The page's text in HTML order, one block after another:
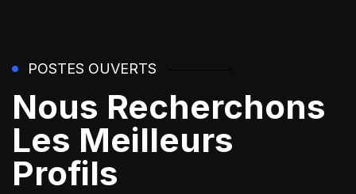
POSTES OUVERTS
Nous Recherchons
Les Meilleurs
Profils